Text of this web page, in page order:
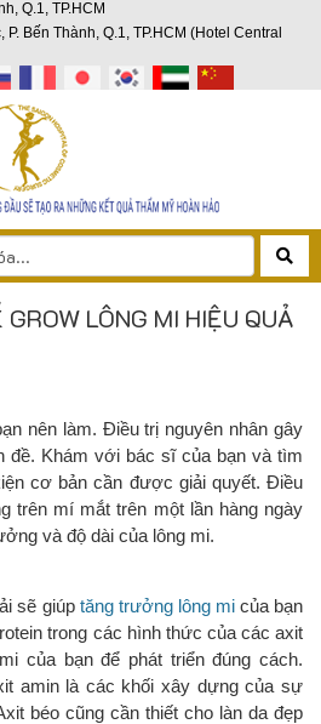
Q.1, TP.HCM
Bến Thành, Q.1, TP.HCM (Hotel Central
LÔNG MI HIỆU QUẢ
nên làm. Điều trị nguyên nhân gây
đề. Khám với bác sĩ của bạn và tìm
cơ bản cần được giải quyết. Điều
trên mí mắt trên một lần hàng ngày
và độ dài của lông mi.
sẽ giúp tăng trưởng lông micủa bạn
trong các hình thức của các axit
của bạn để phát triển đúng cách.
amin là các khối xây dựng của sự
béo cũng cần thiết cho làn da đẹp